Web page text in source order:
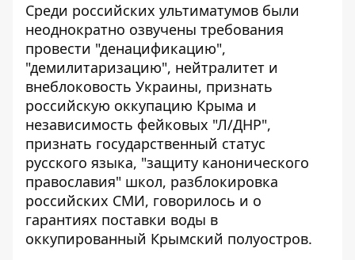
Среди российских ультиматумов были
неоднократно озвучены требования
провести "денацификацию",
"демилитаризацию", нейтралитет и
внеблоковость Украины, признать
российскую оккупацию Крыма и
независимость фейковых "Л/ДНР",
признать государственный статус
русского языка, "защиту канонического
православия" школ, разблокировка
российских СМИ, говорилось и о
гарантиях поставки воды в
оккупированный Крымский полуостров.